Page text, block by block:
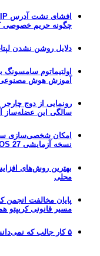
چگونه حریم خصوصی
دلایل روشن نشدن
اولتیماتوم سامسونگ
آموزش هوش مصنوعی
سالگی این عضله‌ساز
امکان شخصی‌سازی
نسخه آزمایشی iOS 27 فراهم شد
بهترین روش‌های
محلی
مسیر قانونی کریپتو
۵ کار جالب که نمی‌دانستید روتر وای فای شما می‌تواند انجام دهد